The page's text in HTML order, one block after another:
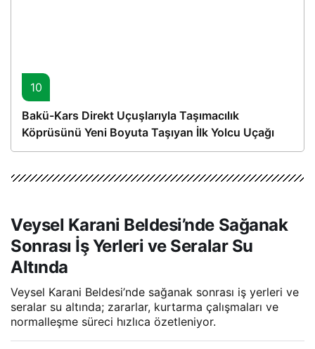
10
Bakü-Kars Direkt Uçuşlarıyla Taşımacılık
Köprüsünü Yeni Boyuta Taşıyan İlk Yolcu Uçağı
Hareket Etti
Veysel Karani Beldesi’nde Sağanak
Sonrası İş Yerleri ve Seralar Su
Altında
Veysel Karani Beldesi’nde sağanak sonrası iş yerleri ve
seralar su altında; zararlar, kurtarma çalışmaları ve
normalleşme süreci hızlıca özetleniyor.